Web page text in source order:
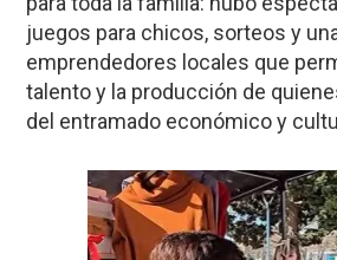
juegos para chicos, sorteos y
emprendedores locales que
talento y la producción de
del entramado económico y